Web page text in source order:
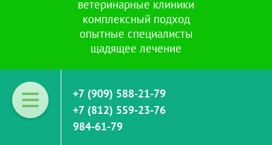
ветеринарные клиники
комплексный подход
опытные специалисты
щадящее лечение
+7 (909) 588-21-79
+7 (812) 559-23-76
984-61-79